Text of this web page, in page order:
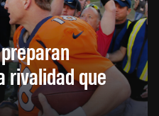
rivalidad que